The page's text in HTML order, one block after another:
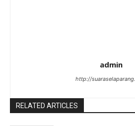
admin
http://
RELATED ARTICLES